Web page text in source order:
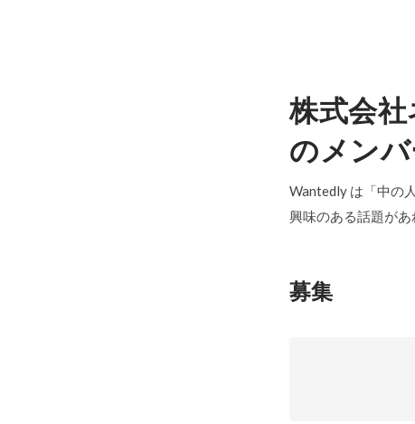
株式会
のメン
Wantedly は「中の
興味のある話題があ
募集